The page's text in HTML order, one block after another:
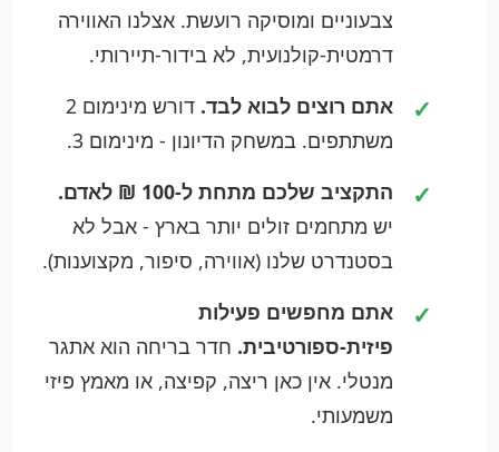
צבעוניים ומוסיקה רועשת. אצלנו האווירה
דרמטית-קולנועית, לא בידור-תיירותי.
אתם רוצים לבוא לבד.
דורש מינימום 2
משתתפים. במשחק הדיונון - מינימום 3.
התקציב שלכם מתחת ל-100 ₪ לאדם.
יש מתחמים זולים יותר בארץ - אבל לא
בסטנדרט שלנו (אווירה, סיפור, מקצוענות).
אתם מחפשים פעילות
פיזית-ספורטיבית. חדר בריחה הוא אתגר
מנטלי. אין כאן ריצה, קפיצה, או מאמץ פיזי
משמעותי.